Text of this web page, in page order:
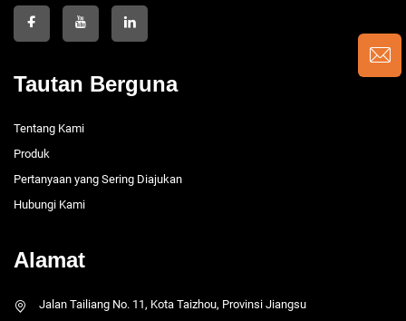
Tautan Berguna
Tentang Kami
Produk
Pertanyaan yang Sering Diajukan
Hubungi Kami
Alamat
Jalan Tailiang No. 11, Kota Taizhou, Provinsi Jiangsu